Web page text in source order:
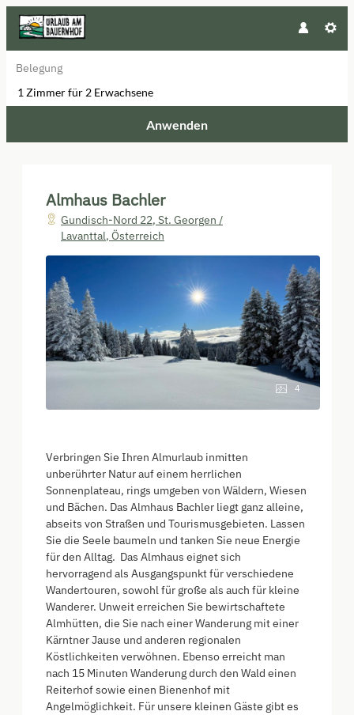
Belegung
1 Zimmerfür 2 Erwachsene
Anwenden
Almhaus Bachler
Gundisch-Nord 22, St. Georgen /
Lavanttal, Österreich
4
Verbringen Sie Ihren Almurlaub inmitten
unberührter Natur auf einem herrlichen
Sonnenplateau, rings umgeben von Wäldern, Wiesen
und Bächen. Das Almhaus Bachler liegt ganz alleine,
abseits von Straßen und Tourismusgebieten. Lassen
Sie die Seele baumeln und tanken Sie neue Energie
für den Alltag. Das Almhaus eignet sich
hervorragend als Ausgangspunkt für verschiedene
Wandertouren, sowohl für große als auch für kleine
Wanderer. Unweit erreichen Sie bewirtschaftete
Almhütten, die Sie nach einer Wanderung mit einer
Kärntner Jause und anderen regionalen
Köstlichkeiten verwöhnen. Ebenso erreicht man
nach 15 Minuten Wanderung durch den Wald einen
Reiterhof sowie einen Bienenhof mit
Angelmöglichkeit. Für unsere kleinen Gäste gibt es